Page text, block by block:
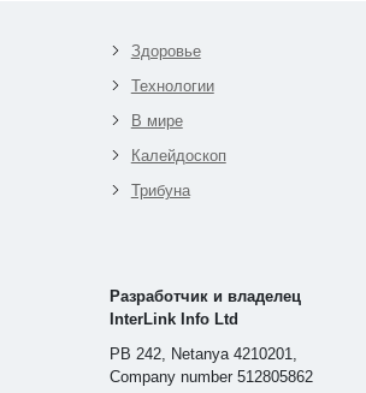
Здоровье
Технологии
В мире
Калейдоскоп
Трибуна
Разработчик и владелец
InterLink Info Ltd
PB 242, Netanya 4210201,
Company number 512805862